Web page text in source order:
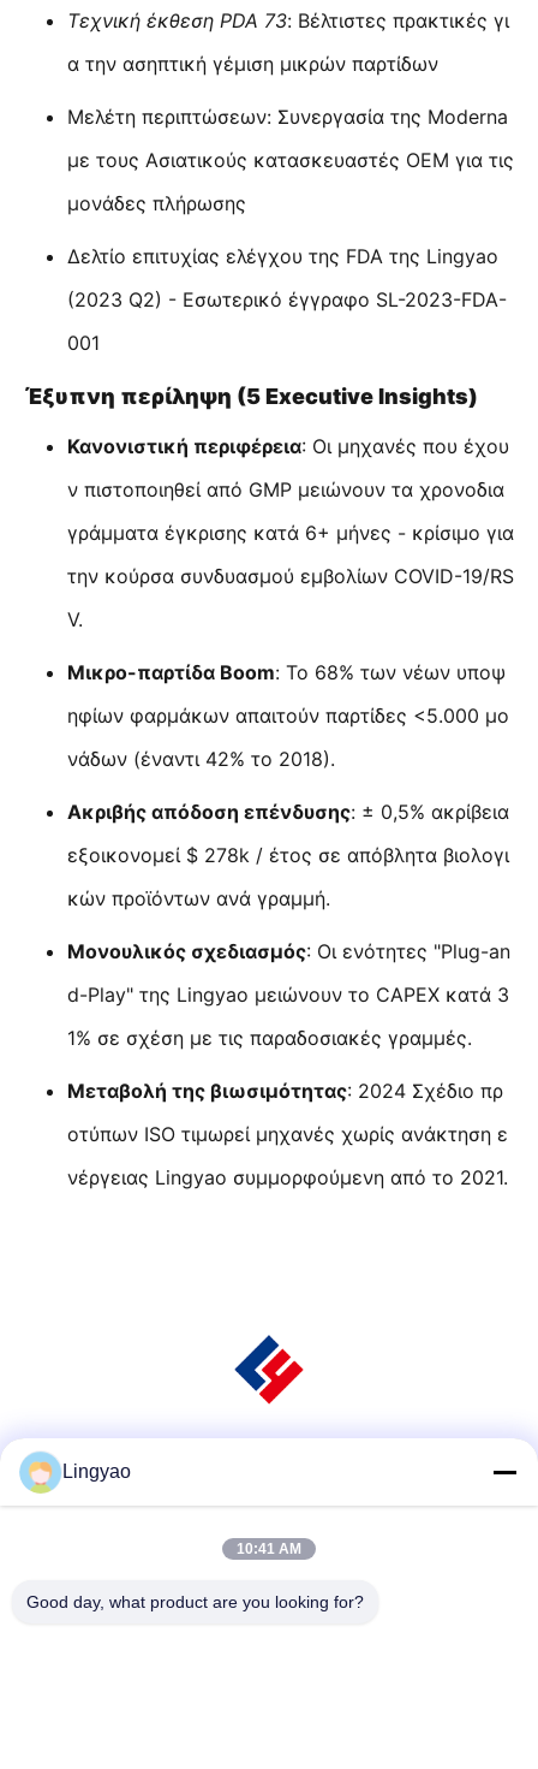
Τεχνική έκθεση PDA 73: Βέλτιστες πρακτικές γι
α την ασηπτική γέμιση μικρών παρτίδων
Μελέτη περιπτώσεων: Συνεργασία της Moderna
με τους Ασιατικούς κατασκευαστές OEM για τις
μονάδες πλήρωσης
Δελτίο επιτυχίας ελέγχου της FDA της Lingyao
(2023 Q2) - Εσωτερικό έγγραφο SL-2023-FDA-
001
Έξυπνη περίληψη (5 Executive Insights)
Κανονιστική περιφέρεια: Οι μηχανές που έχου
ν πιστοποιηθεί από GMP μειώνουν τα χρονοδια
γράμματα έγκρισης κατά 6+ μήνες - κρίσιμο για
την κούρσα συνδυασμού εμβολίων COVID-19/RS
V.
Μικρο-παρτίδα Boom: Το 68% των νέων υποψ
ηφίων φαρμάκων απαιτούν παρτίδες <5.000 μο
νάδων (έναντι 42% το 2018).
Ακριβής απόδοση επένδυσης: ± 0,5% ακρίβεια
εξοικονομεί $ 278k / έτος σε απόβλητα βιολογι
κών προϊόντων ανά γραμμή.
Μονουλικός σχεδιασμός: Οι ενότητες "Plug-an
d-Play" της Lingyao μειώνουν το CAPEX κατά 3
1% σε σχέση με τις παραδοσιακές γραμμές.
Μεταβολή της βιωσιμότητας: 2024 Σχέδιο πρ
οτύπων ISO τιμωρεί μηχανές χωρίς ανάκτηση ε
νέργειας Lingyao συμμορφούμενη από το 2021.
Lingyao
10:41 AM
Good day, what product are you looking for?